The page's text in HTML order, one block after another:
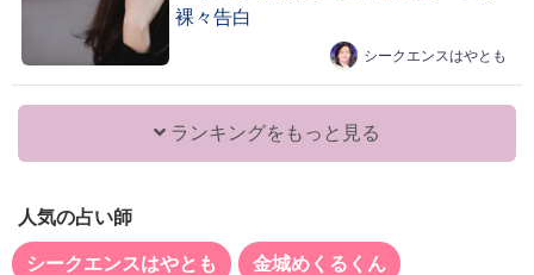
裸々告白
シークエンスはやとも
ランキングをもっと見る
人気の占い師
シークエンスはやとも 金城めくるくん